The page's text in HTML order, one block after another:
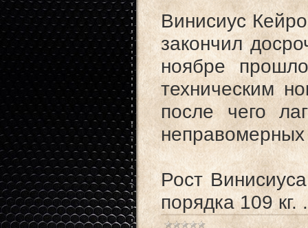
Винисиус
закончил
ноябре
техническим
после чего
неправомерных
Рост
порядка 109 кг.